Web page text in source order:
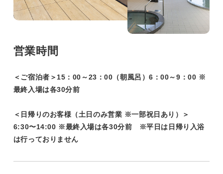
営業時間
＜ご宿泊者＞15：00～23：00（朝風呂）6：00～9：00 ※
最終入場は各30分前
＜日帰りのお客様（土日のみ営業 ※一部祝日あり）＞
6:30〜14:00 ※最終入場は各30分前 ※平日は日帰り入浴
は行っておりません